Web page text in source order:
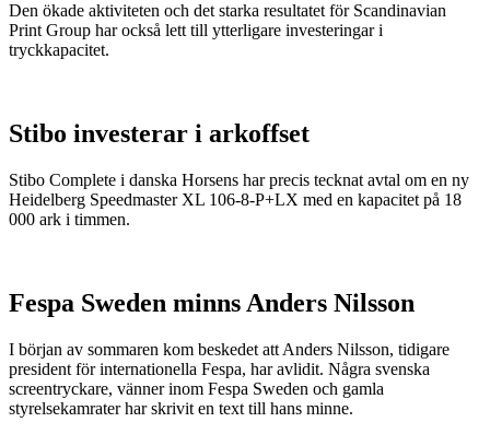
Den ökade aktiviteten och det starka resultatet för Scandinavian
Print Group har också lett till ytterligare investeringar i
tryckkapacitet.
Stibo investerar i arkoffset
Stibo Complete i danska Horsens har precis tecknat avtal om en ny
Heidelberg Speedmaster XL 106-8-P+LX med en kapacitet på 18
000 ark i timmen.
Fespa Sweden minns Anders Nilsson
I början av sommaren kom beskedet att Anders Nilsson, tidigare
president för internationella Fespa, har avlidit. Några svenska
screentryckare, vänner inom Fespa Sweden och gamla
styrelsekamrater har skrivit en text till hans minne.